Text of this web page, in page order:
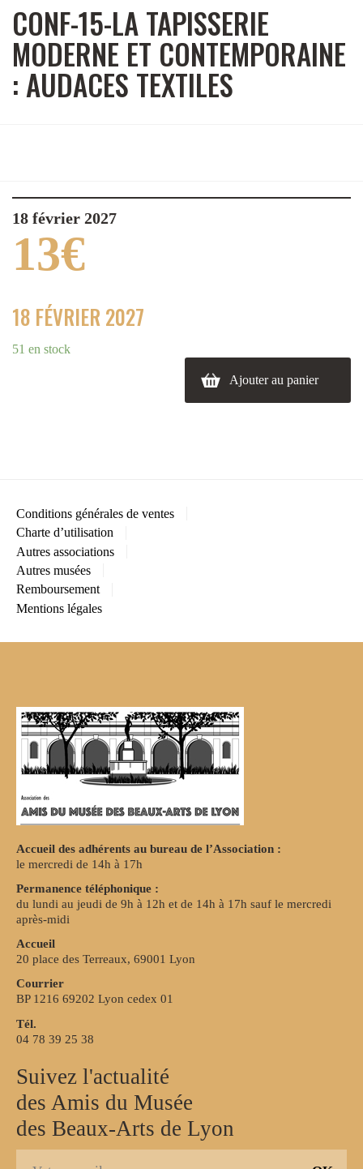
CONF-15-LA TAPISSERIE
MODERNE ET CONTEMPORAINE
: AUDACES TEXTILES
18 février 2027
13€
18 FÉVRIER 2027
51 en stock
Ajouter au panier
Conditions générales de ventes
Charte d’utilisation
Autres associations
Autres musées
Remboursement
Mentions légales
Accueil des adhérents au bureau de l’Association :
le mercredi de 14h à 17h
Permanence téléphonique :
du lundi au jeudi de 9h à 12h et de 14h à 17h sauf le mercredi
après-midi
Accueil
20 place des Terreaux, 69001 Lyon
Courrier
BP 1216 69202 Lyon cedex 01
Tél.
04 78 39 25 38
Suivez l'actualité
des Amis du Musée
des Beaux-Arts de Lyon